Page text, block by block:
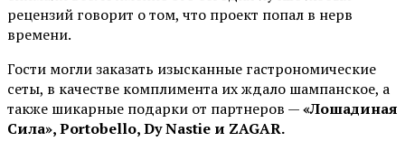
рецензий говорит о том, что проект попал в нерв
времени.
Гости могли заказать изысканные гастрономические
сеты, в качестве комплимента их ждало шампанское, а
также шикарные подарки от партнеров —«Лошадиная
Сила», Portobello, Dy Nastie и ZAGAR.